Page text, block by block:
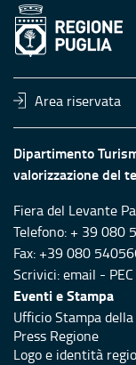
Area riservata
Dipartimento
valorizzazione del
Fiera del Levante
Telefono: + 39 080
Fax: +39 080
Scrivici:email - PEC
Eventi e Stampa
Ufficio Stampa
Press Regione
Logo e identità